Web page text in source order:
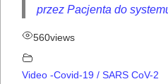
przez Pacjenta do
560views
Video -Covid-19 / SARS CoV-2